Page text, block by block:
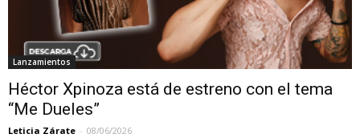
Lanzamientos
Héctor Xpinoza está de estreno con el tema
“Me Dueles”
Leticia Zárate - 08/06/2026